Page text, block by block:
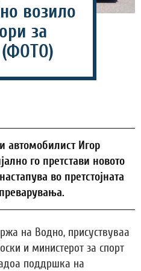
возило
за
автомобилист Игор
го претстави новото
во претстојната
на Водно, присуствуваа
и министерот за спорт
поддршка на